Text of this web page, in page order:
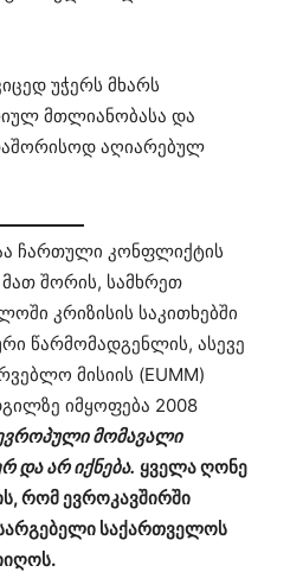
უჭერს მხარს
მთლიანობასა და
აღიარებულ
ჩართული კონფლიქტის
მათ შორის, სამხრეთ
კრიზისის საკითხებში
წარმომადგენლის, ასევე
მისიის (EUMM)
იმყოფება 2008
მომავალი
და არ იქნება. ყველა ღონე
რომ ევროკავშირში
საქართველოს